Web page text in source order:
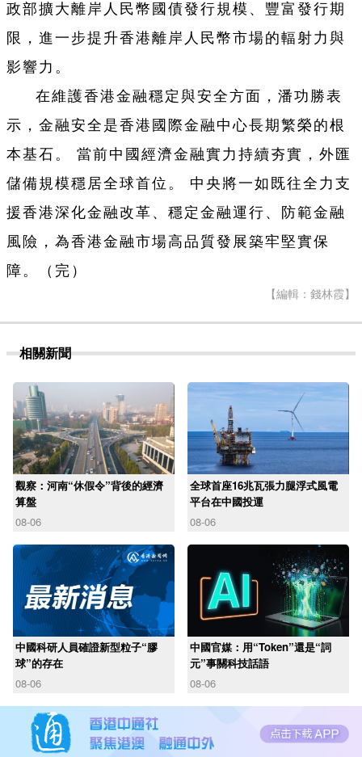
政部擴大離岸人民幣國債發行規模、豐富發行期
限，進一步提升香港離岸人民幣市場的輻射力與
影響力。
在維護香港金融穩定與安全方面，潘功勝表
示，金融安全是香港國際金融中心長期繁榮的根
本基石。 當前中國經濟金融實力持續夯實，外匯
儲備規模穩居全球首位。 中央將一如既往全力支
援香港深化金融改革、穩定金融運行、防範金融
風險，為香港金融市場高品質發展築牢堅實保
障。（完）
【編輯：錢林霞】
相關新聞
觀察：河南“休假令”背後的經濟
算盤
08-06
全球首座16兆瓦張力腿浮式風電
平台在中國投運
08-06
中國科研人員確證新型粒子“膠
球”的存在
08-06
中國官媒：用“Token”還是“詞
元”事關科技話語
08-06